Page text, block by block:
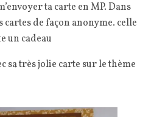
ta carte en MP. Dans
cartes de façon anonyme. celle
un cadeau
sa très jolie carte sur le thème